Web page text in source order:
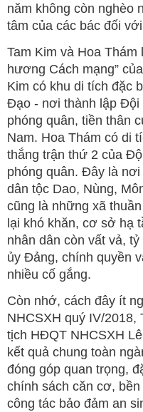
năm không còn nghèo
tâm của các bác đối
Tam Kim và Hoa Thám
hương Cách mạng”
Kim có khu di tích đặc
Đạo - nơi thành lập Đội
phóng quân, tiền thân
Nam. Hoa Thám có di
thắng trận thứ 2 của
phóng quân. Đây là
dân tộc Dao, Nùng,
cũng là những xã
lại khó khăn, cơ sở hạ
nhân dân còn vất vả,
ủy Đảng, chính quyền
nhiều cố gắng.
Còn nhớ, cách đây ít
NHCSXH quý IV/2018,
tịch HĐQT NHCSXH
kết quả chung toàn
đóng góp quan trọng,
chính sách căn cơ,
công tác bảo đảm an